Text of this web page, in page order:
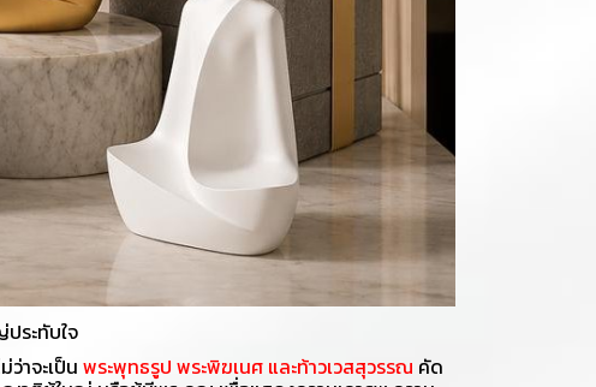
ระทับใจ
าจะเป็น พระพุทธรูป พระพิฆเนศ และท้าวเวสสุวรรณ คัด